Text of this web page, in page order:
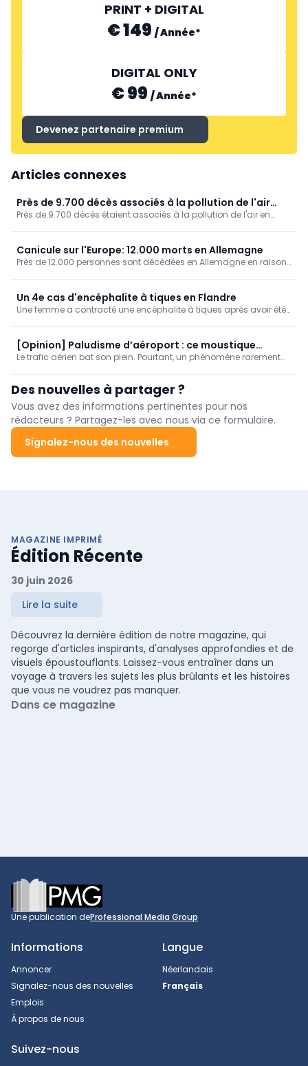
PRINT + DIGITAL
€ 149 /Année*
DIGITAL ONLY
€ 99 /Année*
Devenez partenaire premium
Articles connexes
Près de 9.700 décès associés à la pollution de l'air
(Sciensano)
Près de 9.700 décès étaient associés à la pollution de l'air en
décès (9,3 %).
Canicule sur l'Europe: 12.000 morts en Allemagne
Près de 12.000 personnes sont décédées en Allemagne en raison
Un 4e cas d'encéphalite à tiques en Flandre
Une femme a contracté une encéphalite à tiques après avoir été
la santé. C'est le 4e cas recensé cette année en Flandre, contre
aucun à ce jour en Wallonie.
[Opinion] Paludisme d’aéroport : ce moustique
voyage à tire-d’ailes !
Le trafic aérien bat son plein. Pourtant, un phénomène rarement
Des nouvelles à partager ?
Vous avez des informations pertinentes pour nos
rédacteurs ? Partagez-les avec nous via ce formulaire.
Signalez-nous des nouvelles
MAGAZINE IMPRIMÉ
Édition Récente
30 juin 2026
Lire la suite
Découvrez la dernière édition de notre magazine, qui
regorge d'articles inspirants, d'analyses approfondies et de
visuels époustouflants. Laissez-vous entraîner dans un
voyage à travers les sujets les plus brûlants et les histoires
que vous ne voudrez pas manquer.
Dans ce magazine
Footer
Une publication deProfessional Media Group
Informations
Annoncer
Signalez-nous des nouvelles
Emplois
À propos de nous
Langue
Néerlandais
Français
Suivez-nous